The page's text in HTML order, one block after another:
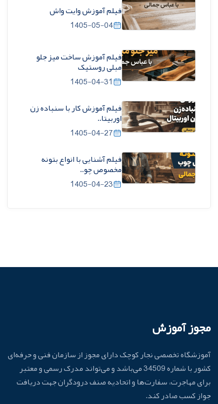
فیلم آموزش وایت واش
1405-05-04
فیلم آموزش ساخت میز جلو
مبلی روستیک
1405-04-31
فیلم آموزش کار با سنباده زن
اوربیتا..
1405-04-27
فیلم آشنایی با انواع بتونه
مخصوص چو..
1405-04-23
مجوز آموزش
آموزشگاه تخصصی نجار کوچک دارای مجوز از سازمان فنی و حرفه‌ای
کشور با شماره 34509 می‌باشد و می‌تواند مدرک رسمی و معتبر
برای مهاجرت، سفارت‌ها و اتحادیه صنف درودگران جهت دریافت
جواز کسب صادر کند.